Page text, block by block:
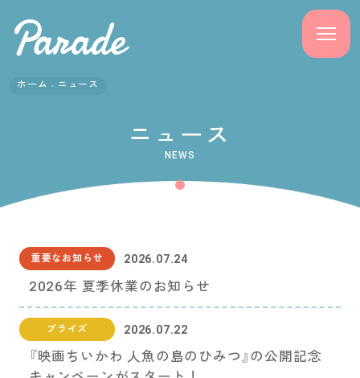
よくある質問
採用情報
サポート
お問い合わせ
ホーム ニュース
ニュース
NEWS
2026.07.24
重要なお知らせ
2026年 夏季休業のお知らせ
2026.07.22
プライズ
『映画ちいかわ 人魚の島のひみつ』の公開記念